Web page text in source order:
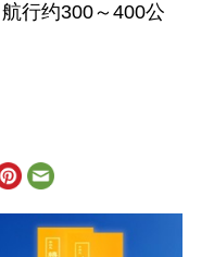
行约300～400公